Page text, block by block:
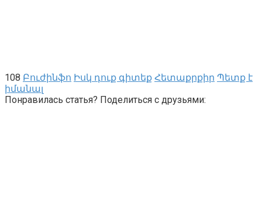
108 Բուժինֆո Իսկ դուք գիտեք Հետաքրքիր Պետք է
իմանալ
Понравилась статья? Поделиться с друзьями: